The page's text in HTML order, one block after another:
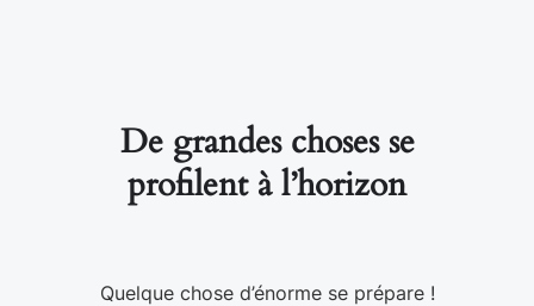
De grandes choses se
profilent à l’horizon
Quelque chose d’énorme se prépare !